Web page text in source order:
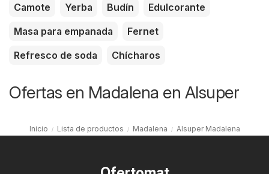
Camote
Yerba Budín
Edulcorante
Masa para empanada
Fernet
Refresco de soda
Chícharos
Ofertas en Madalena en Alsuper
Inicio Lista de productos Madalena Alsuper Madalena